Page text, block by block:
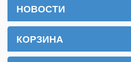
НОВОСТИ
КОРЗИНА